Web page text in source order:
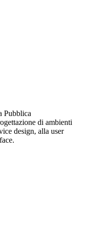
Pubblica
di ambienti
design, alla user